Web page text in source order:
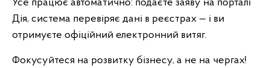
Усе працює автоматично: подаєте заяву на порталі
Дія, система перевіряє дані в реєстрах — і ви
отримуєте офіційний електронний витяг.
Фокусуйтеся на розвитку бізнесу, а не на чергах!